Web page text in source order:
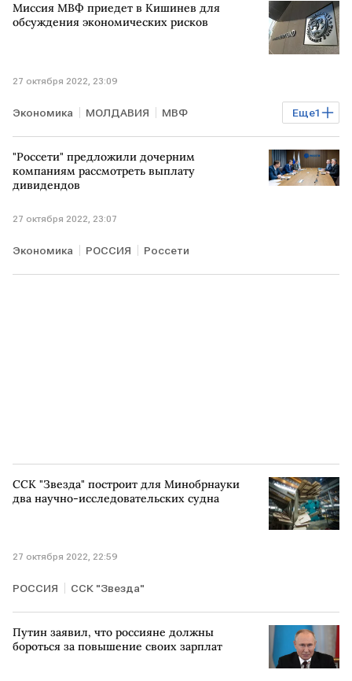
Миссия МВФ приедет в Кишинев для
обсуждения экономических рисков
27 октября 2022, 23:09
Еще1
Экономика МОЛДАВИЯ МВФ
экономические риски
"Россети" предложили дочерним
компаниям рассмотреть выплату
дивидендов
27 октября 2022, 23:07
Экономика РОССИЯ Россети
ССК "Звезда" построит для Минобрнауки
два научно-исследовательских судна
27 октября 2022, 22:59
РОССИЯ ССК "Звезда"
Путин заявил, что россияне должны
бороться за повышение своих зарплат